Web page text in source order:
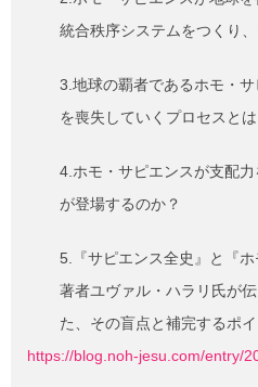
統合秩序システムをつくり
3.地球の覇者であるホモ・
を喪失していくプロセスとは
4.ホモ・サピエンスが支配
が登場するのか？
5.『サピエンス全史』と『ホ
著者ユヴァル・ハラリ氏が
た、その盲点と補完するポ
https://blog.noh-jesu.com/entry/